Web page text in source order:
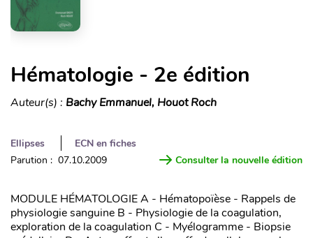
Hématologie - 2e édition
Auteur(s) : Bachy Emmanuel, Houot Roch
Ellipses
ECN en fiches
Parution : 07.10.2009
Consulter la nouvelle édition
MODULE HÉMATOLOGIE A - Hématopoïèse - Rappels de
physiologie sanguine B - Physiologie de la coagulation,
exploration de la coagulation C - Myélogramme - Biopsie